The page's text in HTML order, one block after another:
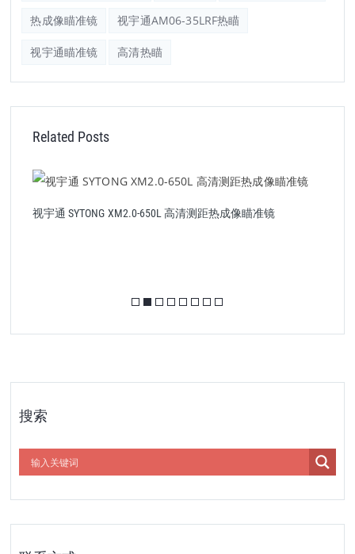
热成像瞄准镜 视宇通AM06-35LRF热瞄
视宇通瞄准镜 高清热瞄
Related Posts
视宇通 SYTONG XM2.0-650L 高清测距热成像瞄准镜
搜索